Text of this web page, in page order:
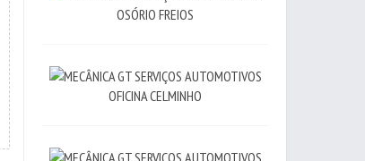
OSÓRIO FREIOS
OFICINA CELMINHO